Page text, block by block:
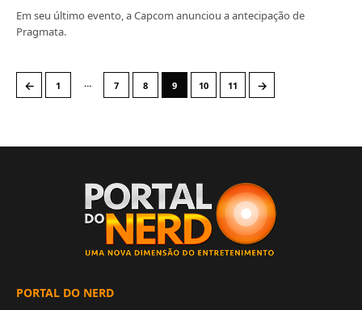
Em seu último evento, a Capcom anunciou a antecipação de
Pragmata.
← 1 … 7 8 9 10 11 →
PORTAL DO NERD